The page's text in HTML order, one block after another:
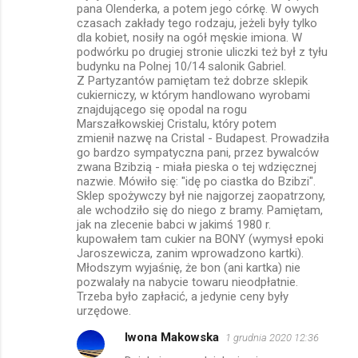
pana Olenderka, a potem jego córkę. W owych
czasach zakłady tego rodzaju, jeżeli były tylko
dla kobiet, nosiły na ogół męskie imiona. W
podwórku po drugiej stronie uliczki też był z tyłu
budynku na Polnej 10/14 salonik Gabriel.
Z Partyzantów pamiętam też dobrze sklepik
cukierniczy, w którym handlowano wyrobami
znajdującego się opodal na rogu
Marszałkowskiej Cristalu, który potem
zmienił nazwę na Cristal - Budapest. Prowadziła
go bardzo sympatyczna pani, przez bywalców
zwana Bzibzią - miała pieska o tej wdzięcznej
nazwie. Mówiło się: "idę po ciastka do Bzibzi".
Sklep spożywczy był nie najgorzej zaopatrzony,
ale wchodziło się do niego z bramy. Pamiętam,
jak na zlecenie babci w jakimś 1980 r.
kupowałem tam cukier na BONY (wymysł epoki
Jaroszewicza, zanim wprowadzono kartki).
Młodszym wyjaśnię, że bon (ani kartka) nie
pozwalały na nabycie towaru nieodpłatnie.
Trzeba było zapłacić, a jedynie ceny były
urzędowe.
Iwona Makowska
1 grudnia 2020 12:36